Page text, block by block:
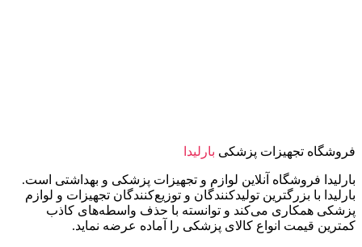
فروشگاه تجهیزات پزشکی بارلیدا
بارلیدا فروشگاه آنلاین لوازم و تجهیزات پزشکی و بهداشتی است.
بارلیدا با بزرگترین تولیدکنندگان و توزیع‌کنندگان تجهیزات و لوازم
پزشکی همکاری می‌کند و توانسته با حذف واسطه‌های کاذب
کمترین قیمت انواع کالای پزشکی را آماده عرضه نماید.